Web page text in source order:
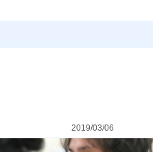
2019/03/06